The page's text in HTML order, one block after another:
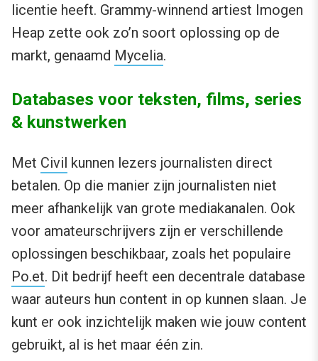
licentie heeft. Grammy-winnend artiest Imogen
Heap zette ook zo’n soort oplossing op de
markt, genaamd Mycelia.
Databases voor teksten, films, series
& kunstwerken
Met Civil kunnen lezers journalisten direct
betalen. Op die manier zijn journalisten niet
meer afhankelijk van grote mediakanalen. Ook
voor amateurschrijvers zijn er verschillende
oplossingen beschikbaar, zoals het populaire
Po.et. Dit bedrijf heeft een decentrale database
waar auteurs hun content in op kunnen slaan. Je
kunt er ook inzichtelijk maken wie jouw content
gebruikt, al is het maar één zin.